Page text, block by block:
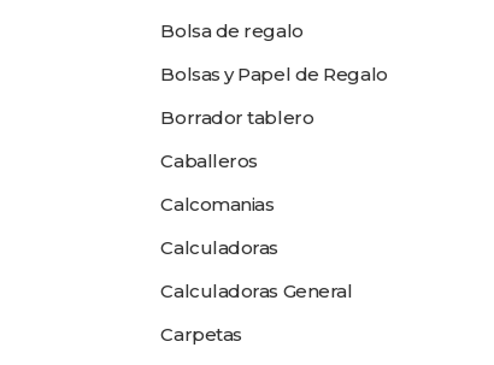
Bolsa de regalo
Bolsas y Papel de Regalo
Borrador tablero
Caballeros
Calcomanias
Calculadoras
Calculadoras General
Carpetas